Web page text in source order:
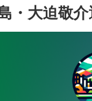
・大迫敬